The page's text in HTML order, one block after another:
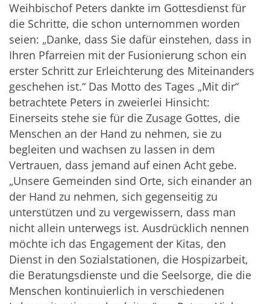
Weihbischof Peters dankte im Gottesdienst für
die Schritte, die schon unternommen worden
seien: „Danke, dass Sie dafür einstehen, dass in
Ihren Pfarreien mit der Fusionierung schon ein
erster Schritt zur Erleichterung des Miteinanders
geschehen ist.“ Das Motto des Tages „Mit dir“
betrachtete Peters in zweierlei Hinsicht:
Einerseits stehe sie für die Zusage Gottes, die
Menschen an der Hand zu nehmen, sie zu
begleiten und wachsen zu lassen in dem
Vertrauen, dass jemand auf einen Acht gebe.
„Unsere Gemeinden sind Orte, sich einander an
der Hand zu nehmen, sich gegenseitig zu
unterstützen und zu vergewissern, dass man
nicht allein unterwegs ist. Ausdrücklich nennen
möchte ich das Engagement der Kitas, den
Dienst in den Sozialstationen, die Hospizarbeit,
die Beratungsdienste und die Seelsorge, die die
Menschen kontinuierlich in verschiedenen